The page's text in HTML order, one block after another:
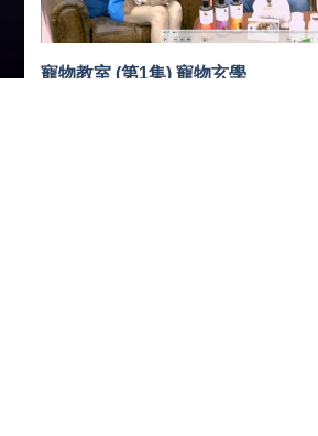
寵物教室 (第1集) 寵物玄學